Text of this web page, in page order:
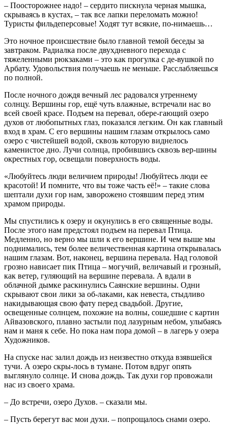
– Поосторожнее надо! – сердито пискнула черная мышка,
скрываясь в кустах, – так все лапки переломать можно!
Туристы фильдеперсовые! Ходят тут всякие, по-нимаешь…
Это ночное происшествие было главной темой беседы за
завтраком. Радиалка после двухдневного перехода с
тяжеленными рюкзаками – это как прогулка с де-вушкой по
Арбату. Удовольствия получаешь не меньше. Расслабляешься
по полной.
После ночного дождя вечный лес радовался утреннему
солнцу. Вершины гор, ещё чуть влажные, встречали нас во
всей своей красе. Подъем на перевал, обере-гающий озеро
духов от любопытных глаз, показался легким. Он как главный
вход в храм. С его вершины нашим глазам открылось само
озеро с чистейшей водой, сквозь которую виднелось
каменистое дно. Лучи солнца, пробившись сквозь вер-шины
окрестных гор, освещали поверхность воды.
«Любуйтесь люди величием природы! Любуйтесь люди ее
красотой! И помните, что вы тоже часть её!» – такие слова
шептали духи гор нам, заворожено стоявшим перед этим
храмом природы.
Мы спустились к озеру и окунулись в его священные воды.
После этого нам предстоял подъем на перевал Птица.
Медленно, но верно мы шли к его вершине. И чем выше мы
поднимались, тем более величественная картина открывалась
нашим глазам. Вот, наконец, вершина перевала. Над головой
грозно нависает пик Птица – могучий, величавый и грозный,
как ветер, гуляющий на вершине перевала. А вдали в
облачной дымке раскинулись Саянские вершины. Одни
скрывают свои лики за об-лаками, как невеста, стыдливо
накидывающая свою фату перед свадьбой. Другие,
освещенные солнцем, похожие на волны, сошедшие с картин
Айвазовского, плавно застыли под лазурным небом, улыбаясь
нам и маня к себе. Но пока нам пора домой – в лагерь у озера
Художников.
На спуске нас залил дождь из неизвестно откуда взявшейся
тучи. А озеро скры-лось в тумане. Потом вдруг опять
выглянуло солнце. И снова дождь. Так духи гор провожали
нас из своего храма.
– До встречи, озеро Духов. – сказали мы.
– Пусть берегут вас мои духи. – попрощалось снами озеро.